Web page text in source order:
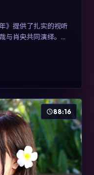
》提供了扎实的视听
与肖央共同演绎。影
剧外壳包裹对现实规
、人物关系与情节反
亚电影」的用户。
88:16